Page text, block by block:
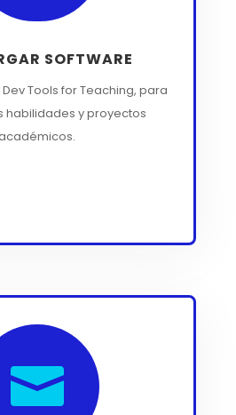
SOFTWARE
Tools for Teaching, para
habilidades y proyectos
